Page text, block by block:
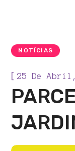
NOTÍCIAS
[ 25 De